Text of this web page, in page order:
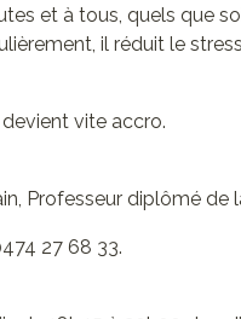
et à tous, quels que
il réduit le
vite accro.
Professeur diplômé
27 68 33.